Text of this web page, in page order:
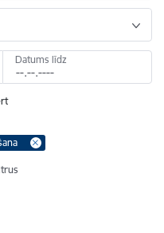
Datums līdz